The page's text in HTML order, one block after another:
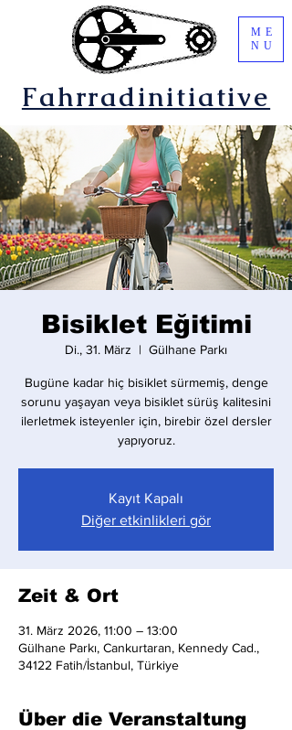
Fahrradinitiative
ME
NU
Bisiklet Eğitimi
Di., 31. März
  |
Gülhane Parkı
Bugüne kadar hiç bisiklet sürmemiş, denge
sorunu yaşayan veya bisiklet sürüş kalitesini
ilerletmek isteyenler için, birebir özel dersler
yapıyoruz.
Kayıt Kapalı
Diğer etkinlikleri gör
Zeit & Ort
31. März 2026, 11:00 – 13:00
Gülhane Parkı, Cankurtaran, Kennedy Cad.,
34122 Fatih/İstanbul, Türkiye
Über die Veranstaltung